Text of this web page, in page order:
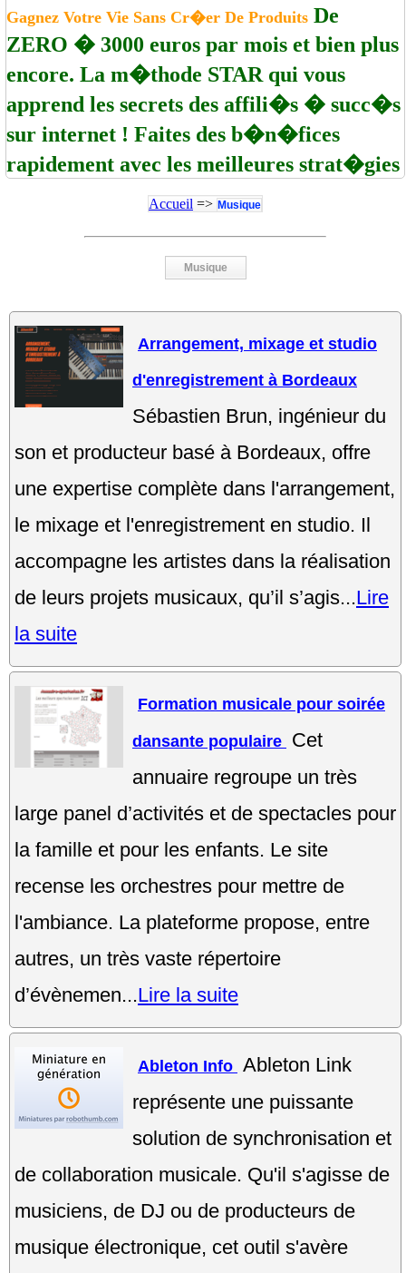
Gagnez Votre Vie Sans Cr�er De Produits De
ZERO � 3000 euros par mois et bien plus
encore. La m�thode STAR qui vous
apprend les secrets des affili�s � succ�s
sur internet ! Faites des b�n�fices
rapidement avec les meilleures strat�gies
Accueil => Musique
Musique
Arrangement, mixage et studio
d'enregistrement à Bordeaux
Sébastien Brun, ingénieur du
son et producteur basé à Bordeaux, offre
une expertise complète dans l'arrangement,
le mixage et l'enregistrement en studio. Il
accompagne les artistes dans la réalisation
de leurs projets musicaux, qu’il s’agis...Lire
la suite
Formation musicale pour soirée
dansante populaire Cet
annuaire regroupe un très
large panel d’activités et de spectacles pour
la famille et pour les enfants. Le site
recense les orchestres pour mettre de
l'ambiance. La plateforme propose, entre
autres, un très vaste répertoire
d’évènemen...Lire la suite
Ableton Info Ableton Link
représente une puissante
solution de synchronisation et
de collaboration musicale. Qu'il s'agisse de
musiciens, de DJ ou de producteurs de
musique électronique, cet outil s'avère